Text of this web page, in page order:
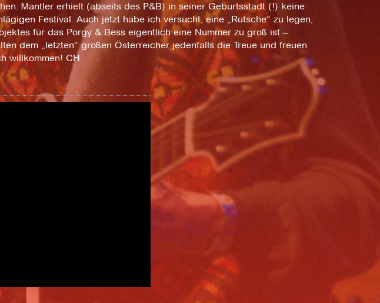
Mantler erhielt (abseits des P&B) in seiner Geburtsstadt (!) keine
Festival. Auch jetzt habe ich versucht, eine „Rutsche“ zu legen,
für das Porgy & Bess eigentlich eine Nummer zu groß ist –
dem „letzten“ großen Österreicher jedenfalls die Treue und freuen
willkommen! CH